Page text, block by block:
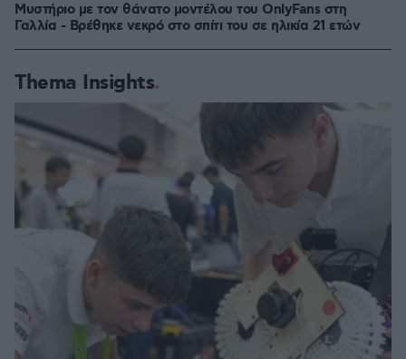
Μυστήριο με τον θάνατο μοντέλου του OnlyFans στη
Γαλλία - Βρέθηκε νεκρό στο σπίτι του σε ηλικία 21 ετών
Thema Insights